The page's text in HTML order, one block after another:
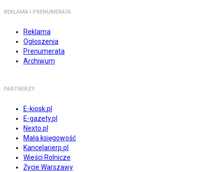
REKLAMA I PRENUMERATA
Reklama
Ogłoszenia
Prenumerata
Archiwum
PARTNERZY
E-kiosk.pl
E-gazety.pl
Nexto.pl
Mała księgowość
Kancelarierp.pl
Wieści Rolnicze
Życie Warszawy